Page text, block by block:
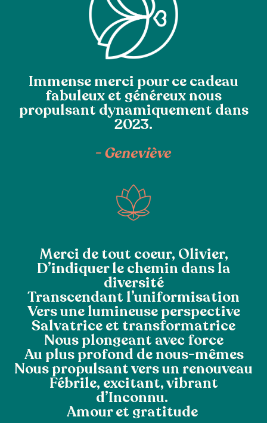
Immense merci pour ce cadeau
fabuleux et généreux nous
propulsant dynamiquement dans
2023.
-Geneviève
Merci de tout coeur, Olivier,
D’indiquer le chemin dans la
diversité
Transcendant l’uniformisation
Vers une lumineuse perspective
Salvatrice et transformatrice
Nous plongeant avec force
Au plus profond de nous-mêmes
Nous propulsant vers un renouveau
Fébrile, excitant, vibrant
d’Inconnu.
Amour et gratitude